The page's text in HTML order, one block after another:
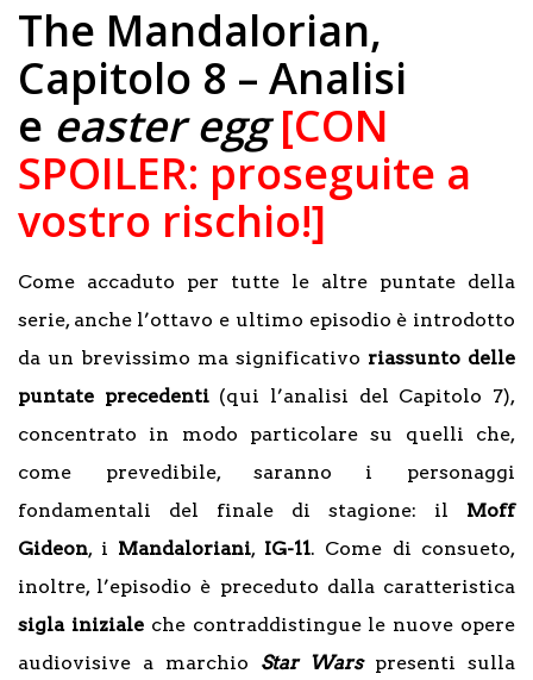
The Mandalorian,
Capitolo 8 – Analisi
e easter egg[CON
SPOILER: proseguite a
vostro rischio!]
Come accaduto per tutte le altre puntate della
serie, anche l’ottavo e ultimo episodio è introdotto
da un brevissimo ma significativo riassunto delle
puntate precedenti(qui l’analisi del Capitolo 7),
concentrato in modo particolare su quelli che,
come prevedibile, saranno i personaggi
fondamentali del finale di stagione: il Moff
Gideon, i Mandaloriani, IG-11. Come di consueto,
inoltre, l’episodio è preceduto dalla caratteristica
sigla inizialeche contraddistingue le nuove opere
audiovisive a marchio Star Wars presenti sulla